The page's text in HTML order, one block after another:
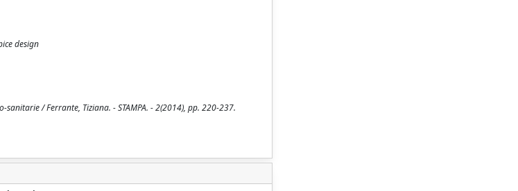
design
/ Ferrante, Tiziana. - STAMPA. - 2(2014), pp. 220-237.